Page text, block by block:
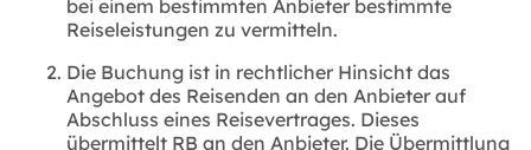
bei einem bestimmten Anbieter bestimmte
Reiseleistungen zu vermitteln.
Die Buchung ist in rechtlicher Hinsicht das
Angebot des Reisenden an den Anbieter auf
Abschluss eines Reisevertrages. Dieses
übermittelt RB an den Anbieter. Die Übermittlung